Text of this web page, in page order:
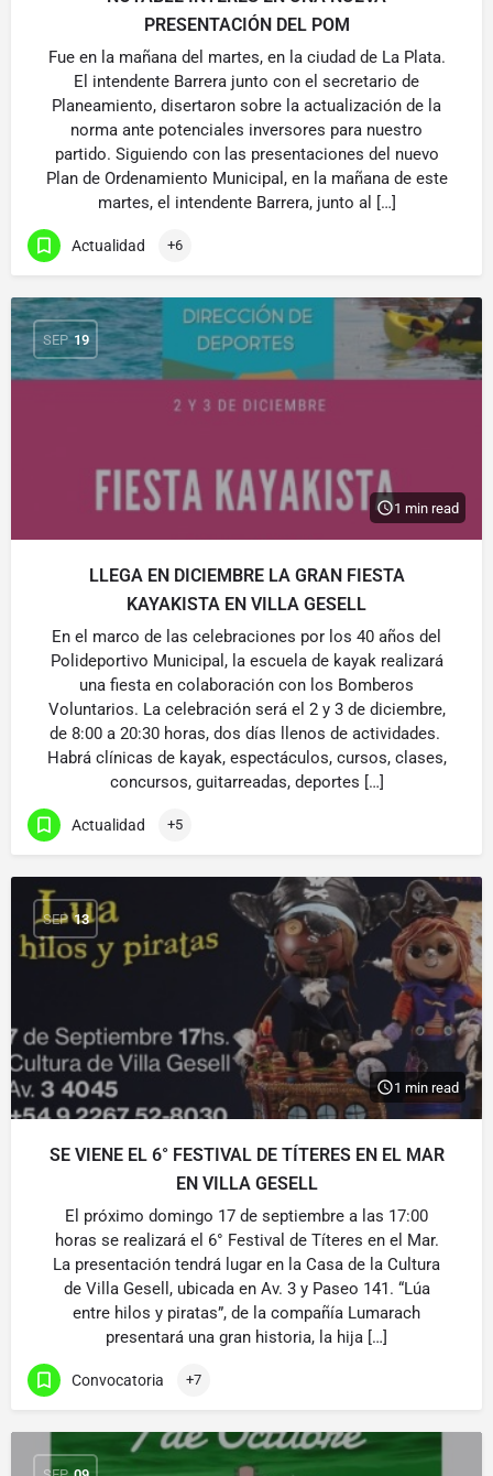
PRESENTACIÓN DEL POM
Fue en la mañana del martes, en la ciudad de La Plata.
El intendente Barrera junto con el secretario de
Planeamiento, disertaron sobre la actualización de la
norma ante potenciales inversores para nuestro
partido. Siguiendo con las presentaciones del nuevo
Plan de Ordenamiento Municipal, en la mañana de este
martes, el intendente Barrera, junto al […]
Actualidad +6
SEP 19
1 min read
LLEGA EN DICIEMBRE LA GRAN FIESTA
KAYAKISTA EN VILLA GESELL
En el marco de las celebraciones por los 40 años del
Polideportivo Municipal, la escuela de kayak realizará
una fiesta en colaboración con los Bomberos
Voluntarios. La celebración será el 2 y 3 de diciembre,
de 8:00 a 20:30 horas, dos días llenos de actividades.
Habrá clínicas de kayak, espectáculos, cursos, clases,
concursos, guitarreadas, deportes […]
Actualidad +5
SEP 13
1 min read
SE VIENE EL 6° FESTIVAL DE TÍTERES EN EL MAR
EN VILLA GESELL
El próximo domingo 17 de septiembre a las 17:00
horas se realizará el 6° Festival de Títeres en el Mar.
La presentación tendrá lugar en la Casa de la Cultura
de Villa Gesell, ubicada en Av. 3 y Paseo 141. “Lúa
entre hilos y piratas”, de la compañía Lumarach
presentará una gran historia, la hija […]
Convocatoria +7